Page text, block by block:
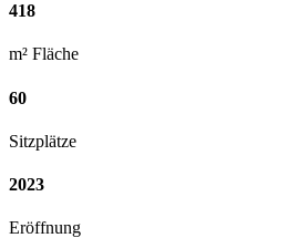
418
m² Fläche
60
Sitzplätze
2023
Eröffnung